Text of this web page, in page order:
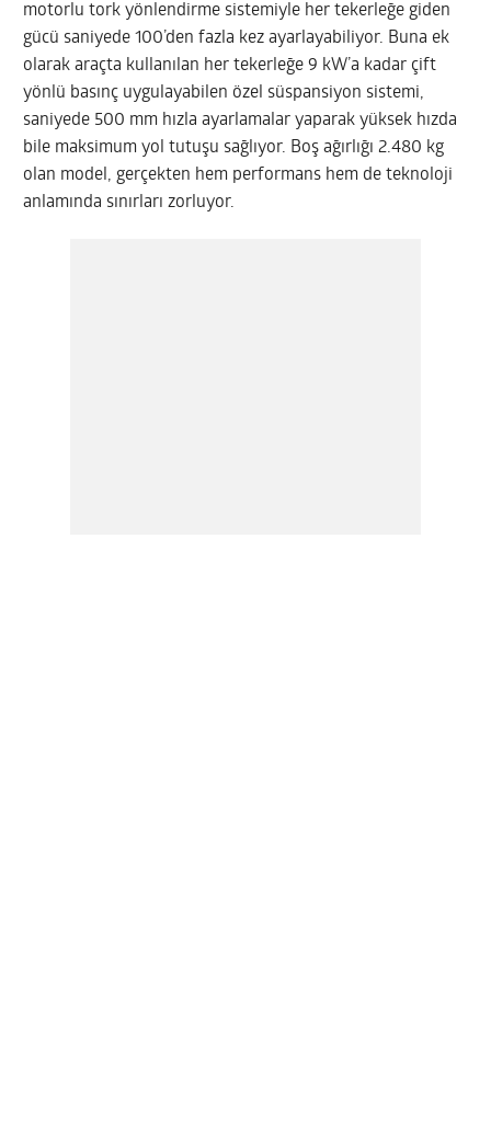
motorlu tork yönlendirme sistemiyle her tekerleğe giden
gücü saniyede 100’den fazla kez ayarlayabiliyor. Buna ek
olarak araçta kullanılan her tekerleğe 9 kW’a kadar çift
yönlü basınç uygulayabilen özel süspansiyon sistemi,
saniyede 500 mm hızla ayarlamalar yaparak yüksek hızda
bile maksimum yol tutuşu sağlıyor. Boş ağırlığı 2.480 kg
olan model, gerçekten hem performans hem de teknoloji
anlamında sınırları zorluyor.